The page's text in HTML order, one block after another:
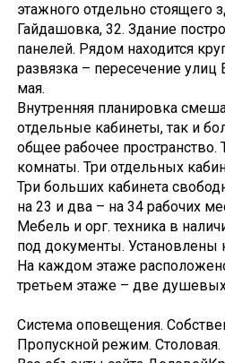
этажного отдельно стоящего
Гайдашовка, 32. Здание
панелей. Рядом находится
развязка – пересечение улиц
мая.
Внутренняя планировка
отдельные кабинеты, так и
общее рабочее
комнаты. Три отдельных
Три больших кабинета
на 23 и два – на 34 рабочих
Мебель и орг. техника в
под документы. Установлены
На каждом этаже
третьем этаже – две
Система оповещения.
Пропускной режим. Столовая.